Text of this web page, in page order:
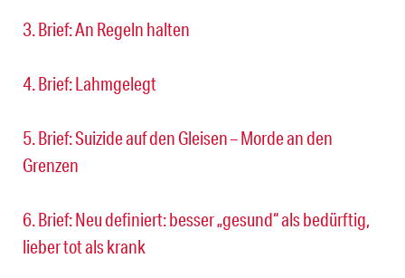
3. Brief: An Regeln halten
4. Brief: Lahmgelegt
5. Brief: Suizide auf den Gleisen – Morde an den
Grenzen
6. Brief: Neu definiert: besser „gesund“ als bedürftig,
lieber tot als krank